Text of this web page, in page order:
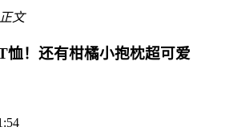
正文
恤！还有柑橘小抱枕超可爱